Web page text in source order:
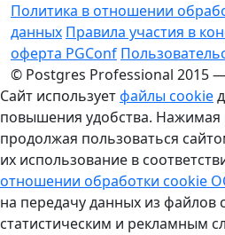
Политика в отношении
данных Правила участия в
оферта PGConf
© Postgres Professional 2015
Сайт используетфайлы cookie
повышения удобства. Нажимая
продолжая пользоваться
их использование в
отношении обработки cookie
на передачу данных из файлов
статистическим и рекламным